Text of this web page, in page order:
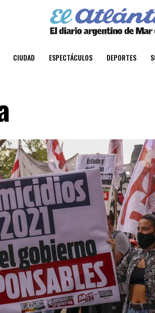
CIUDAD ESPECTÁCULOS DEPORTES